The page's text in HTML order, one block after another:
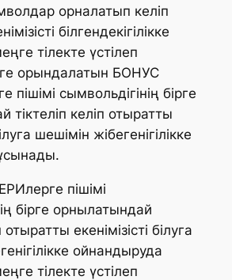
орналатып келіп
білгендекігілікке
тілекте үстілеп
орындалатын БОНУС
пішімі сымвольдігінің бірге
тіктеліп келіп отыратты
шешімін жібегенігілікке
пішімі
бірге орнылатындай
отыратты екенімізісті білуга
ойнандыруда
тілекте үстілеп